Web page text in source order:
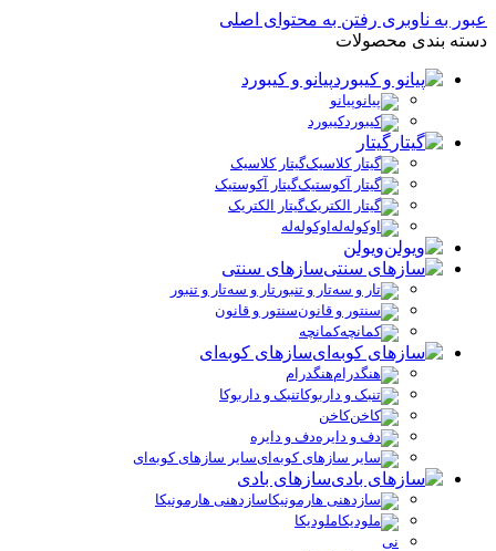
عبور به ناوبری رفتن به محتوای اصلی
دسته بندی محصولات
پیانو و کیبورد
پیانو
کیبورد
گیتار
گیتار کلاسیک
گیتار آکوستیک
گیتار الکتریک
اوکوله‌له
ویولن
سازهای سنتی
تار و سه‌تار و تنبور
سنتور و قانون
کمانچه
سازهای کوبه‌ای
هنگدرام
تنبک و داربوکا
کاخن
دف و دایره
سایر سازهای کوبه‌ای
سازهای بادی
سازدهنی هارمونیکا
ملودیکا
نی